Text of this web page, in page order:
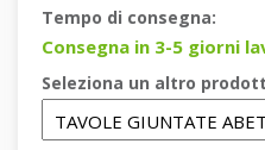
Tempo di consegna:
Consegna in 3-5 giorni
Seleziona un altro